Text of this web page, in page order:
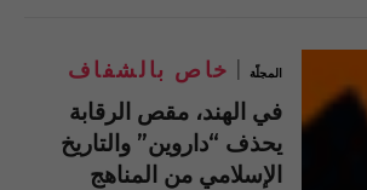
المجلّة خاص بالشفاف
في الهند، مقص الرقابة
يحذف “داروين” والتاريخ
الإسلامي من المناهج